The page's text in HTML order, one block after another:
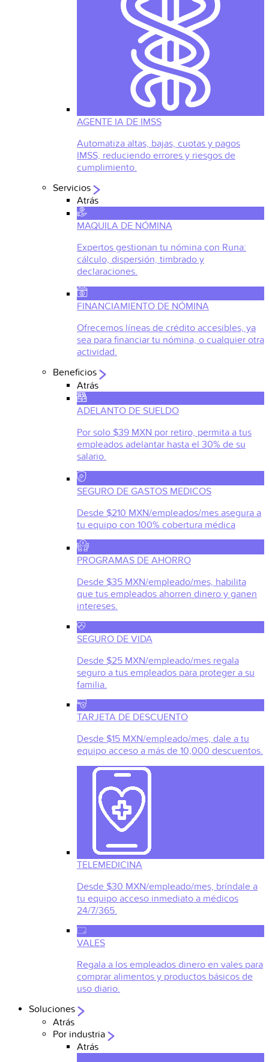
AGENTE IA DE IMSS
Automatiza altas, bajas, cuotas y pagos
IMSS, reduciendo errores y riesgos de
cumplimiento.
Servicios
Atrás
MAQUILA DE NÓMINA
Expertos gestionan tu nómina con Runa:
cálculo, dispersión, timbrado y
declaraciones.
FINANCIAMIENTO DE NÓMINA
Ofrecemos líneas de crédito accesibles, ya
sea para financiar tu nómina, o cualquier otra
actividad.
Beneficios
Atrás
ADELANTO DE SUELDO
Por solo $39 MXN por retiro, permita a tus
empleados adelantar hasta el 30% de su
salario.
SEGURO DE GASTOS MEDICOS
Desde $210 MXN/empleados/mes asegura a
tu equipo con 100% cobertura médica
PROGRAMAS DE AHORRO
Desde $35 MXN/empleado/mes, habilita
que tus empleados ahorren dinero y ganen
intereses.
SEGURO DE VIDA
Desde $25 MXN/empleado/mes regala
seguro a tus empleados para proteger a su
familia.
TARJETA DE DESCUENTO
Desde $15 MXN/empleado/mes, dale a tu
equipo acceso a más de 10,000 descuentos.
TELEMEDICINA
Desde $30 MXN/empleado/mes, bríndale a
tu equipo acceso inmediato a médicos
24/7/365.
VALES
Regala a los empleados dinero en vales para
comprar alimentos y productos básicos de
uso diario.
Soluciones
Atrás
Por industria
Atrás